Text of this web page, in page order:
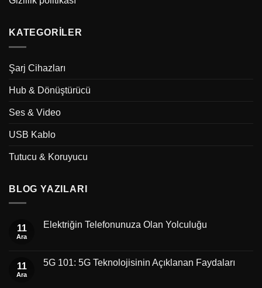
KATEGORILER
Şarj Cihazları
Hub & Dönüştürücü
Ses & Video
USB Kablo
Tutucu & Koruyucu
BLOG YAZILARI
11
Ara
Elektriğin Telefonunuza Olan Yolculuğu
11
Ara
5G 101: 5G Teknolojisinin Açıklanan Faydaları